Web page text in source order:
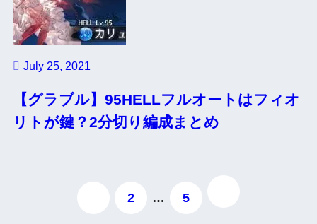
July 25, 2021
【グラブル】95HELLフルオートはフィオ
リトが鍵？2分切り編成まとめ
2 … 5